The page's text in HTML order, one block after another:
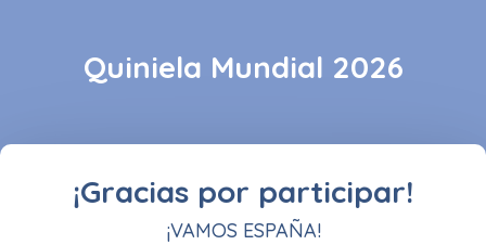
Quiniela Mundial 2026
¡Gracias por participar!
¡VAMOS ESPAÑA!